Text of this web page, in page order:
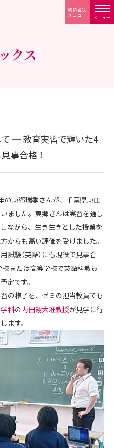
メニュー
訪問者別
メニュー
クス
─ 教育実習で輝いた4
事合格！
の東郷瑞季さんが、千葉県東庄
ました。東郷さんは実習を通し
ながら、生き生きとした授業を
からも高い評価を受けました。
試験（英語）にも現役で見事合
または高等学校で英語科教員
定です。
の様子を、ゼミの担当教員でも
科の内田翔大准教授が見学に行
ます。